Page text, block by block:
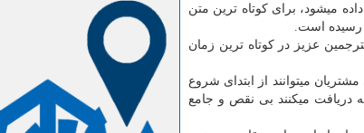
می­شود، برای کوتاه ترین متن
عزیز در کوتاه ترین زمان
می­توانند از ابتدای شروع
دریافت می­کنند بی نقص و جامع